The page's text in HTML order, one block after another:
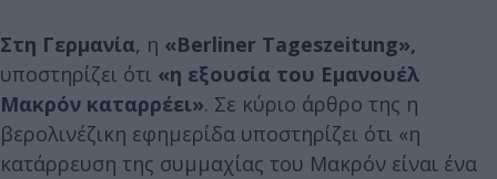
Στη Γερμανία, η «Berliner Tageszeitung»,
υποστηρίζει ότι «η εξουσία του Εμανουέλ
Μακρόν καταρρέει». Σε κύριο άρθρο της η
βερολινέζικη εφημερίδα υποστηρίζει ότι «η
κατάρρευση της συμμαχίας του Μακρόν είναι ένα